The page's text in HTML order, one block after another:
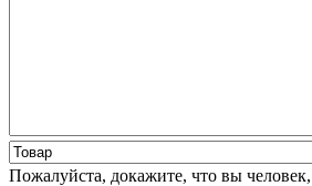
Пожалуйста, докажите, что вы